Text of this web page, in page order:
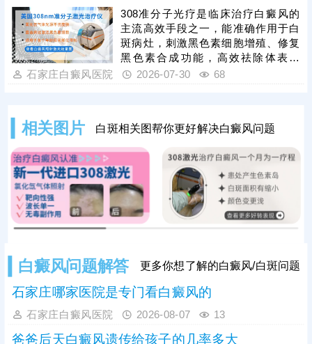
可能会拖慢皮肤着色进度。患者可遵
医嘱对症照光联合药物治疗，双管齐
下，强化疗效，提升祛白速度。
308准分子光疗是临床治疗白癜风的
主流高效手段之一，能准确作用于白
斑病灶，刺激黑色素细胞增殖、修复
黑色素合成功能，高效祛除体表白
斑，具备安全性高、针对性强的优
效，有效疏通皮肤微循环、强化黑色
素修复效率，大幅加快白斑复色进
程。白癜风属于慢性易复发皮肤病，
光疗见效后不可立即停药停疗，需坚
持足疗程治疗，同时做好巩固治疗，
稳定皮肤免疫状态。
石家庄白癜风医院 2026-07-30 68
相关图片 白斑相关图帮你更好解决白癜风问题
白癜风问题解答 更多你想了解的白癜风/白斑问题
石家庄哪家医院是专门看白癜风的
石家庄白癜风医院 2026-08-07 13
爸爸后天白癜风遗传给孩子的几率多大